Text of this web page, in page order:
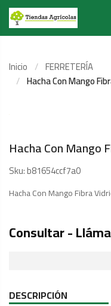
Inicio
FERRETERÍA
Hacha Con Mango
Hacha Con Mango
Sku:b81654ccf7a0
Hacha Con Mango Fibra
Consultar -
DESCRIPCIÓN